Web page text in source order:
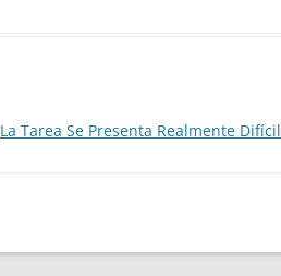
La Tarea Se Presenta Realmente Difícil